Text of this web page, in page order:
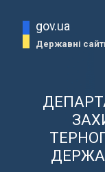
gov.ua
Державні